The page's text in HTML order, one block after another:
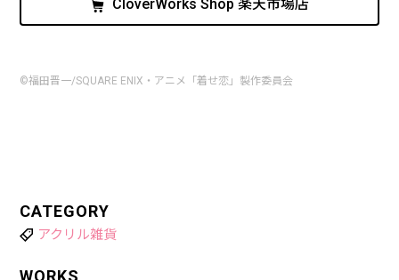
CloverWorks Shop 楽天市場店
©福田晋一/SQUARE ENIX・アニメ「着せ恋」製作委員会
CATEGORY
アクリル雑貨
WORKS